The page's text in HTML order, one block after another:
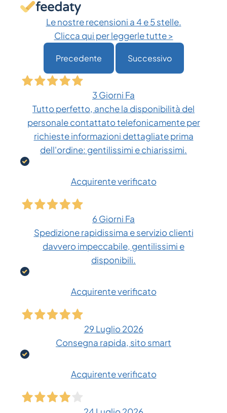
Le nostre recensioni a 4 e 5 stelle.
Clicca qui per leggerle tutte >
Precedente Successivo
3 Giorni Fa
Tutto perfetto, anche la disponibilità del
personale contattato telefonicamente per
richieste informazioni dettagliate prima
dell'ordine: gentilissimi e chiarissimi.
Acquirente verificato
6 Giorni Fa
Spedizione rapidissima e servizio clienti
davvero impeccabile, gentilissimi e
disponibili.
Acquirente verificato
29 Luglio 2026
Consegna rapida, sito smart
Acquirente verificato